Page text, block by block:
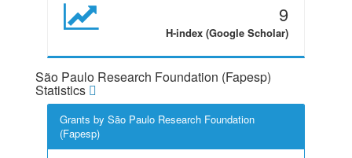
9
H-index (Google Scholar)
São Paulo Research Foundation (Fapesp)
Statistics
Grants by São Paulo Research Foundation
(Fapesp)